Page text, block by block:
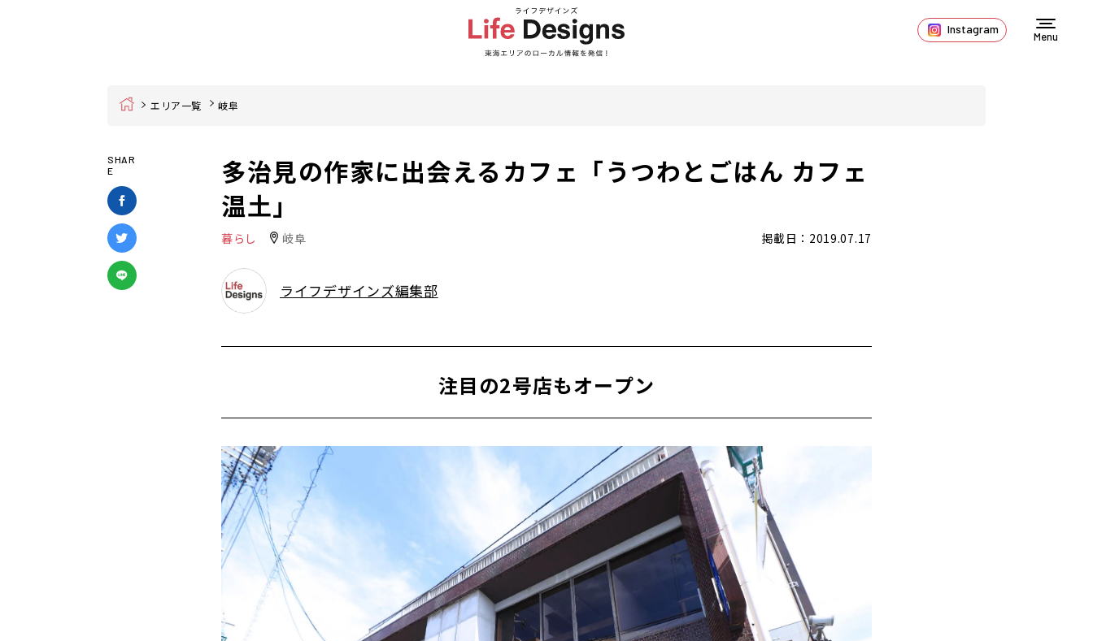
Instagram
Menu
Home エリア一覧 岐阜
SHAR
E
多治見の作家に出会えるカフェ「うつわとごはん カフェ
温土」
暮らし 岐阜 掲載日：2019.07.17
ライフデザインズ編集部
注目の2号店もオープン